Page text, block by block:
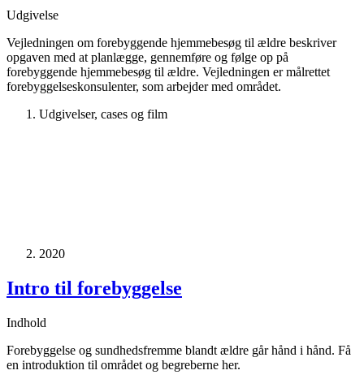
Udgivelse
Vejledningen om forebyggende hjemmebesøg til ældre beskriver
opgaven med at planlægge, gennemføre og følge op på
forebyggende hjemmebesøg til ældre. Vejledningen er målrettet
forebyggelseskonsulenter, som arbejder med området.
Udgivelser, cases og film
2020
Intro til forebyggelse
Indhold
Forebyggelse og sundhedsfremme blandt ældre går hånd i hånd. Få
en introduktion til området og begreberne her.